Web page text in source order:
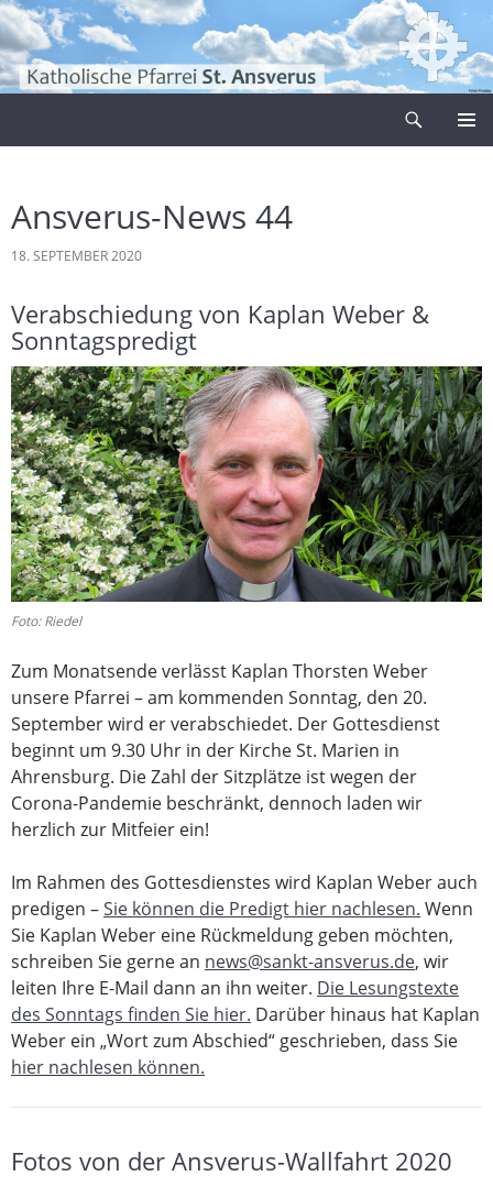
Zum
Inhalt
springen
Ansverus-News 44
18. SEPTEMBER 2020
Verabschiedung von Kaplan Weber &
Sonntagspredigt
Foto: Riedel
Zum Monatsende verlässt Kaplan Thorsten Weber
unsere Pfarrei – am kommenden Sonntag, den 20.
September wird er verabschiedet. Der Gottesdienst
beginnt um 9.30 Uhr in der Kirche St. Marien in
Ahrensburg. Die Zahl der Sitzplätze ist wegen der
Corona-Pandemie beschränkt, dennoch laden wir
herzlich zur Mitfeier ein!
Im Rahmen des Gottesdienstes wird Kaplan Weber auch
predigen –Sie können die Predigt hier nachlesen. Wenn
Sie Kaplan Weber eine Rückmeldung geben möchten,
schreiben Sie gerne an news@sankt-ansverus.de, wir
leiten Ihre E-Mail dann an ihn weiter. Die Lesungstexte
des Sonntags finden Sie hier. Darüber hinaus hat Kaplan
Weber ein „Wort zum Abschied“ geschrieben, dass Sie
hier nachlesen können.
Fotos von der Ansverus-Wallfahrt 2020